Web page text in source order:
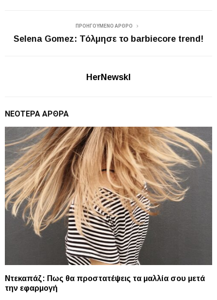
ΠΡΟΗΓΟΎΜΕΝΟ ΆΡΘΡΟ
Selena Gomez: Τόλμησε το barbiecore trend!
HerNewskl
ΝΕΌΤΕΡΑ ΆΡΘΡΑ
Ντεκαπάζ: Πως θα προστατέψεις τα μαλλία σου μετά
την εφαρμογή